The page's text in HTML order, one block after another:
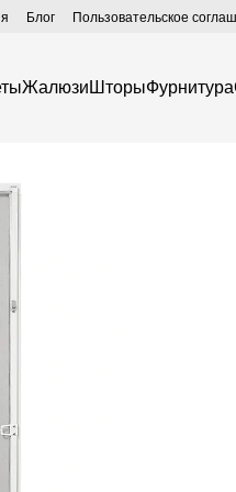
Блог Пользовательское
Жалюзи ШторыФурнитура